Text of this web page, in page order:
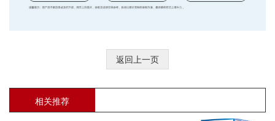
返回上一页
相关推荐